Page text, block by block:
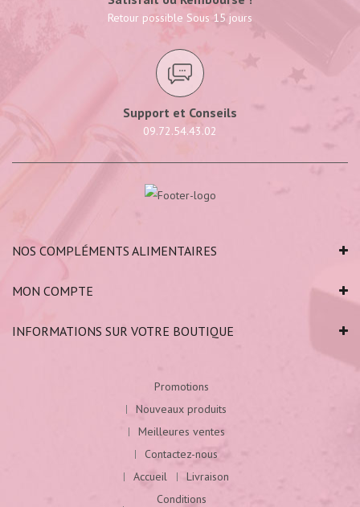
Retour possible Sous 15 jours
Support et Conseils
09.72.54.43.02
NOS COMPLÉMENTS ALIMENTAIRES
MON COMPTE
INFORMATIONS SUR VOTRE BOUTIQUE
Promotions
Nouveaux produits
Meilleures ventes
Contactez-nous
Accueil
Livraison
Conditions